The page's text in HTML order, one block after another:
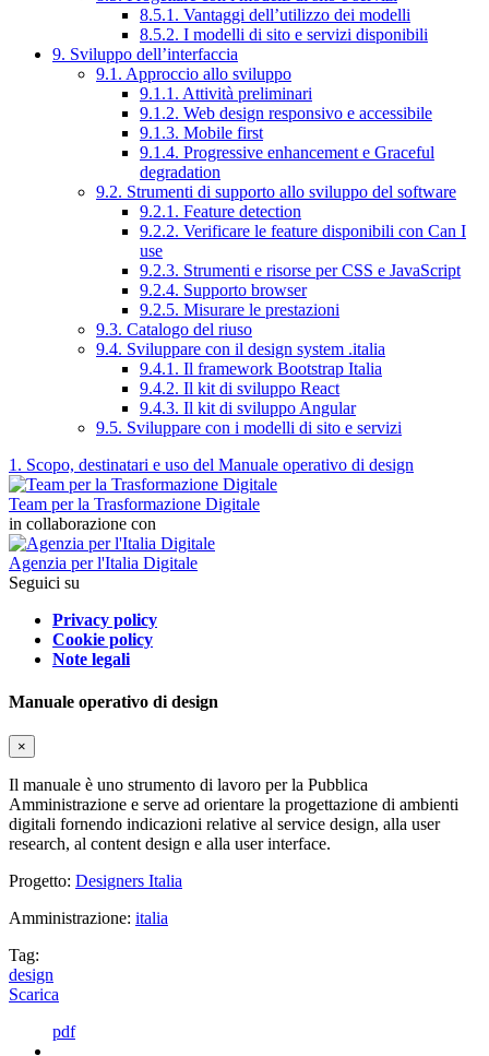
8.5.1. Vantaggi dell’utilizzo dei modelli
8.5.2. I modelli di sito e servizi disponibili
9. Sviluppo dell’interfaccia
9.1. Approccio allo sviluppo
9.1.1. Attività preliminari
9.1.2. Web design responsivo e accessibile
9.1.3. Mobile first
9.1.4. Progressive enhancement e Graceful
degradation
9.2. Strumenti di supporto allo sviluppo del software
9.2.1. Feature detection
9.2.2. Verificare le feature disponibili con Can I
use
9.2.3. Strumenti e risorse per CSS e JavaScript
9.2.4. Supporto browser
9.2.5. Misurare le prestazioni
9.3. Catalogo del riuso
9.4. Sviluppare con il design system .italia
9.4.1. Il framework Bootstrap Italia
9.4.2. Il kit di sviluppo React
9.4.3. Il kit di sviluppo Angular
9.5. Sviluppare con i modelli di sito e servizi
1. Scopo, destinatari e uso del Manuale operativo di design
Team per la Trasformazione Digitale
in collaborazione con
Agenzia per l'Italia Digitale
Seguici su
Privacy policy
Cookie policy
Note legali
Manuale operativo di design
×
Il manuale è uno strumento di lavoro per la Pubblica
Amministrazione e serve ad orientare la progettazione di ambienti
digitali fornendo indicazioni relative al service design, alla user
research, al content design e alla user interface.
Progetto: Designers Italia
Amministrazione: italia
Tag:
design
Scarica
pdf